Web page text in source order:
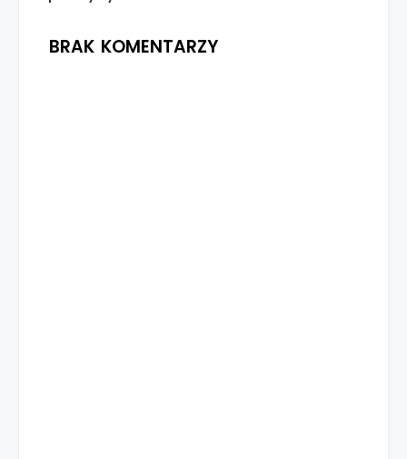
BRAK KOMENTARZY